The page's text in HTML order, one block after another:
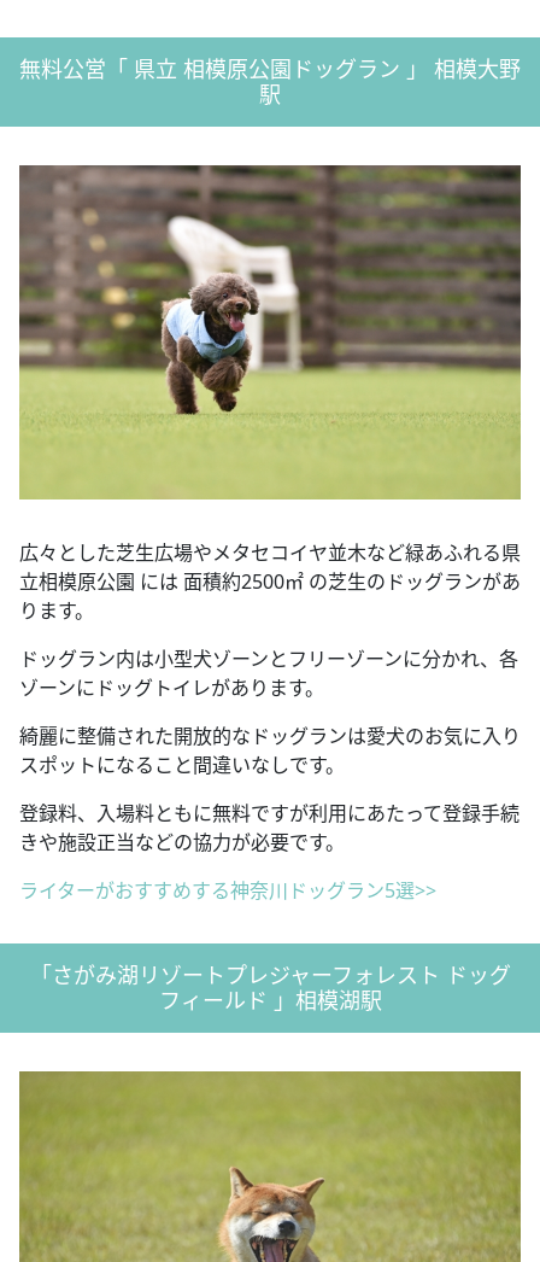
無料公営「 県立 相模原公園ドッグラン 」 相模大野
駅
広々とした芝生広場やメタセコイヤ並木など緑あふれる県
立相模原公園 には 面積約2500㎡ の芝生のドッグランがあ
ります。
ドッグラン内は小型犬ゾーンとフリーゾーンに分かれ、各
ゾーンにドッグトイレがあります。
綺麗に整備された開放的なドッグランは愛犬のお気に入り
スポットになること間違いなしです。
登録料、入場料ともに無料ですが利用にあたって登録手続
きや施設正当などの協力が必要です。
ライターがおすすめする神奈川ドッグラン5選>>
「さがみ湖リゾートプレジャーフォレスト ドッグ
フィールド 」相模湖駅